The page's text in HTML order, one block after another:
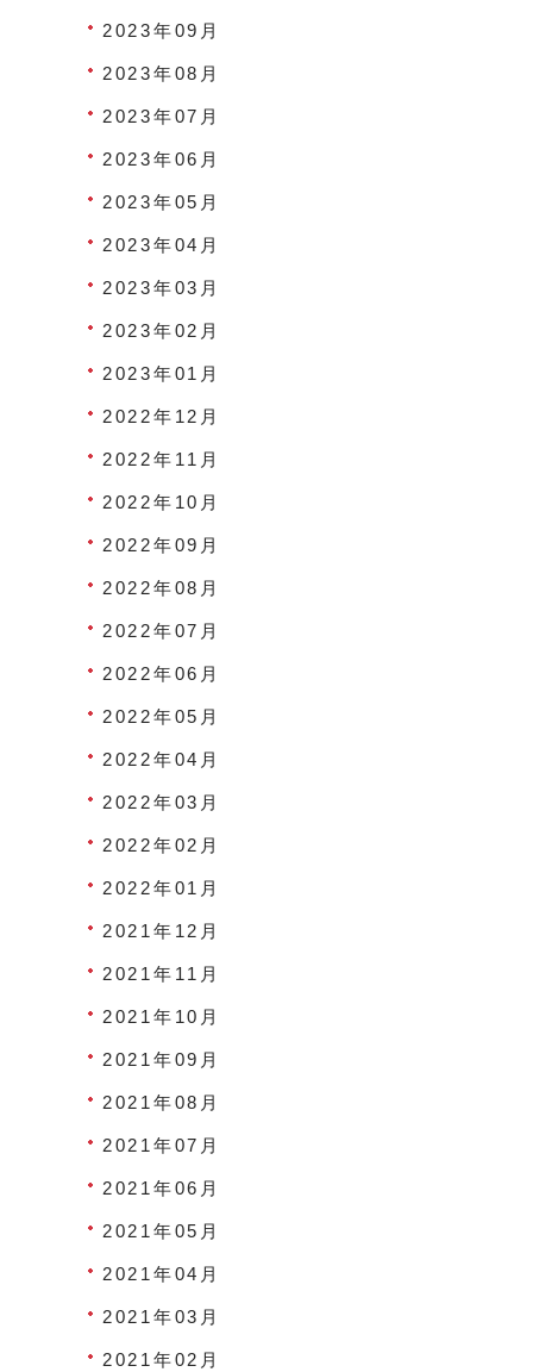
2023年09月
2023年08月
2023年07月
2023年06月
2023年05月
2023年04月
2023年03月
2023年02月
2023年01月
2022年12月
2022年11月
2022年10月
2022年09月
2022年08月
2022年07月
2022年06月
2022年05月
2022年04月
2022年03月
2022年02月
2022年01月
2021年12月
2021年11月
2021年10月
2021年09月
2021年08月
2021年07月
2021年06月
2021年05月
2021年04月
2021年03月
2021年02月